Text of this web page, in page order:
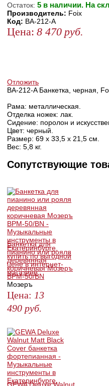
Остаток: 5 в наличии. На
Производитель: Foix
Код: BA-212-A
Цена: 8 470 руб.
Отложить
BA-212-A Банкетка, черная,
Рама: металлическая.
Отделка ножек: лак.
Сидение: поролон и
Цвет: черный.
Размер: 69 х 33,5 х 21,5 см.
Вес: 5,8 кг.
Сопутствующие
Банкетка для
пианино или рояля
деревянная
коричневая Мозеръ
BPM-50/BN
Мозеръ
Цена: 13
490 руб.